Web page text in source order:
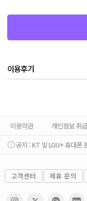
이용후기
이용약관 개인정보 취
공지 : KT 및 LGU+ 휴대폰
고객센터 제휴 문의